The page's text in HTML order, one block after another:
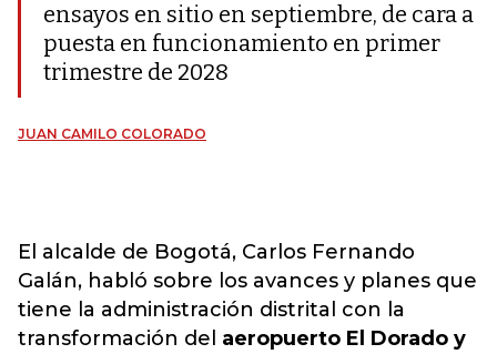
ensayos en sitio en septiembre, de cara a
puesta en funcionamiento en primer
trimestre de 2028
JUAN CAMILO COLORADO
El alcalde de Bogotá, Carlos Fernando
Galán, habló sobre los avances y planes que
tiene la administración distrital con la
transformación del aeropuerto El Dorado y